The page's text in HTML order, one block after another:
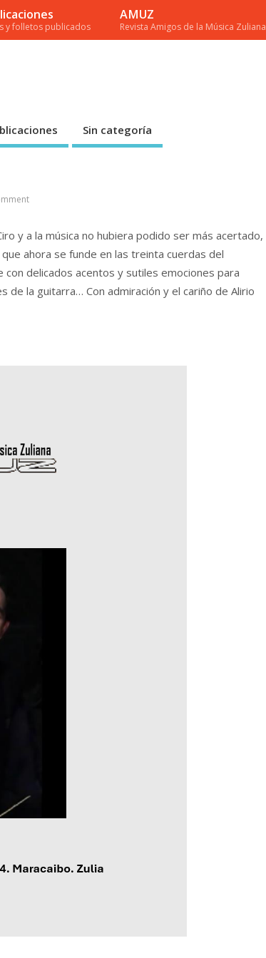
y folletos publicados
AMUZ
Revista Amigos de la Música Zuliana
Sin categoría
y a la música no hubiera podido ser más acertado,
ahora se funde en las treinta cuerdas del
delicados acentos y sutiles emociones para
de la guitarra… Con admiración y el cariño de Alirio